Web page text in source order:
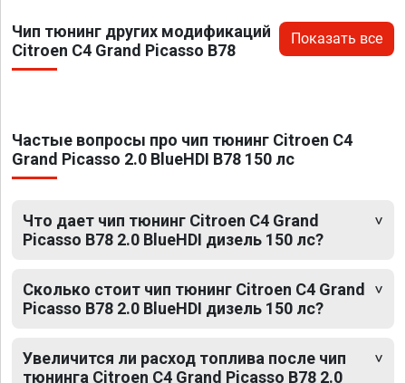
Чип тюнинг других модификаций
Citroen C4 Grand Picasso B78
Показать все
Частые вопросы про чип тюнинг Citroen C4
Grand Picasso 2.0 BlueHDI B78 150 лс
Что дает чип тюнинг Citroen C4 Grand
Picasso B78 2.0 BlueHDI дизель 150 лс?
Сколько стоит чип тюнинг Citroen C4 Grand
Picasso B78 2.0 BlueHDI дизель 150 лс?
Увеличится ли расход топлива после чип
тюнинга Citroen C4 Grand Picasso B78 2.0